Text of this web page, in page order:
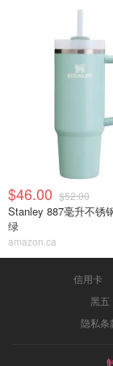
$46.00 $52.00
Stanley 887毫升不锈
绿
amazon.ca
信用卡
黑五
隐私条